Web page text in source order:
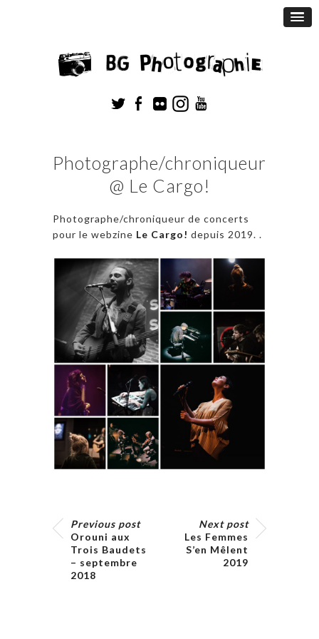
Photographe/chroniqueur
@ Le Cargo!
Photographe/chroniqueur de concerts
pour le webzine Le Cargo! depuis 2019. .
Previous post
Orouni aux
Trois Baudets
– septembre
2018
Next post
Les Femmes
S’en Mêlent
2019